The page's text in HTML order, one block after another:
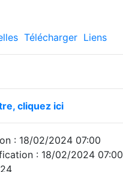
Télécharger Liens
cliquez ici
: 18/02/2024 07:00
: 18/02/2024 07:00